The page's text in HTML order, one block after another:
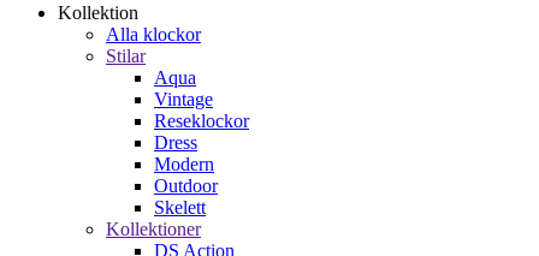
Kollektion
Alla klockor
Stilar
Aqua
Vintage
Reseklockor
Dress
Modern
Outdoor
Skelett
Kollektioner
DS Action